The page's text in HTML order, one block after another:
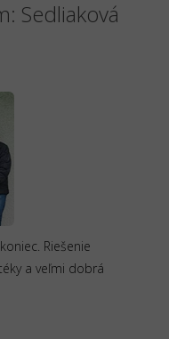
Sedliaková
Riešenie
a veľmi dobrá